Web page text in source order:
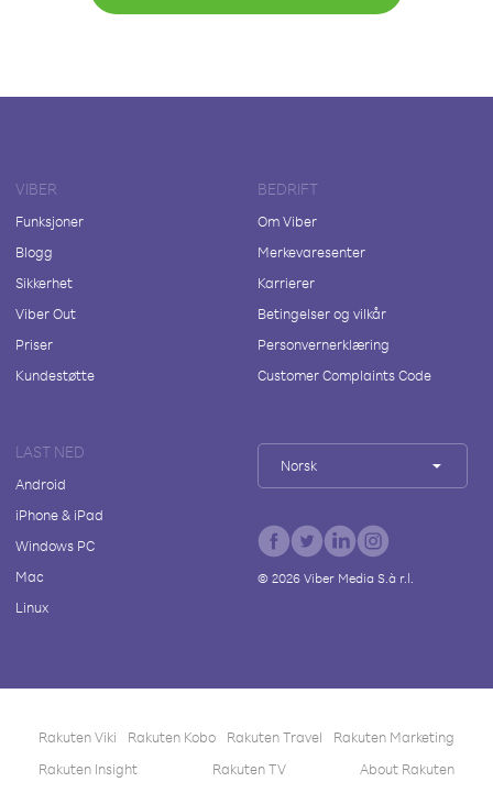
VIBER
Funksjoner
Blogg
Sikkerhet
Viber Out
Priser
Kundestøtte
BEDRIFT
Om Viber
Merkevaresenter
Karrierer
Betingelser og vilkår
Personvernerklæring
Customer Complaints Code
LAST NED
Android
iPhone & iPad
Windows PC
Mac
Linux
Norsk
© 2026Viber Media S.à r.l.
Rakuten Viki Rakuten Kobo Rakuten Travel
Rakuten Marketing
Rakuten Insight
Rakuten TV About Rakuten